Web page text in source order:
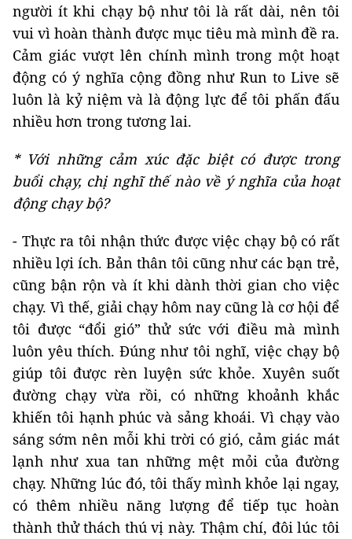
người ít khi chạy bộ như tôi là rất dài, nên tôi
vui vì hoàn thành được mục tiêu mà mình đề ra.
Cảm giác vượt lên chính mình trong một hoạt
động có ý nghĩa cộng đồng như Run to Live sẽ
luôn là kỷ niệm và là động lực để tôi phấn đấu
nhiều hơn trong tương lai.
* Với những cảm xúc đặc biệt có được trong
buổi chạy, chị nghĩ thế nào về ý nghĩa của hoạt
động chạy bộ?
- Thực ra tôi nhận thức được việc chạy bộ có rất
nhiều lợi ích. Bản thân tôi cũng như các bạn trẻ,
cũng bận rộn và ít khi dành thời gian cho việc
chạy. Vì thế, giải chạy hôm nay cũng là cơ hội để
tôi được “đổi gió” thử sức với điều mà mình
luôn yêu thích. Đúng như tôi nghĩ, việc chạy bộ
giúp tôi được rèn luyện sức khỏe. Xuyên suốt
đường chạy vừa rồi, có những khoảnh khắc
khiến tôi hạnh phúc và sảng khoái. Vì chạy vào
sáng sớm nên mỗi khi trời có gió, cảm giác mát
lạnh như xua tan những mệt mỏi của đường
chạy. Những lúc đó, tôi thấy mình khỏe lại ngay,
có thêm nhiều năng lượng để tiếp tục hoàn
thành thử thách thú vị này. Thậm chí, đôi lúc tôi